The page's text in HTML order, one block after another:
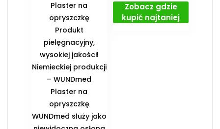
Plaster na
opryszczkę
Produkt
pielęgnacyjny,
wysokiej jakości!
Niemieckiej produkcji
– WUNDmed
Plaster na
opryszczkę
WUNDmed służy jako
Zobacz gdzie
kupić najtaniej